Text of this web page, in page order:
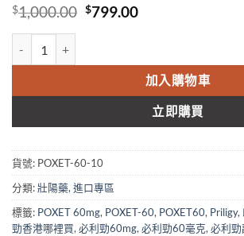
$1,000.00 Original
$799.00Current
加入購物車
立即購買
貨號: POXET-60-10
分類:壯陽藥, 進口專區
標籤: POXET 60mg, POXET-60, POXET60, Priligy,
勁香港哪裡買, 必利勁60mg, 必利勁60毫克, 必利勁